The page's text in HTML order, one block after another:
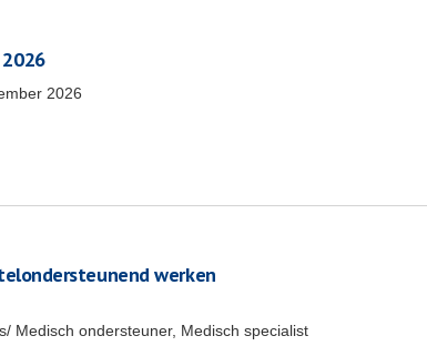
2026
werken
Medisch ondersteuner, Medisch specialist